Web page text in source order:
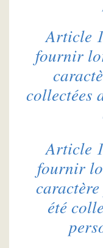
Article
fournir
collectées
Article
fournir
été